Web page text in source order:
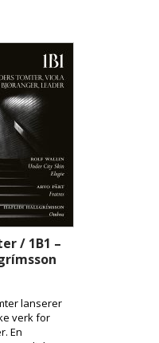
med tekster
Ove
rikt og
unike
/ 1B1 –
lanserer
verk for
En